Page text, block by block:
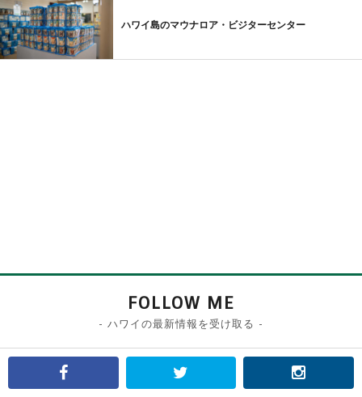
ハワイ島のマウナロア・ビジターセンター
FOLLOW ME
- ハワイの最新情報を受け取る -